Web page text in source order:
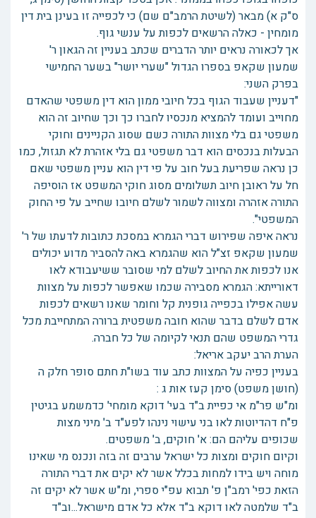
ס"ק א) מבאר (לשיטת הרמב"ם שם) כי לכפייה זו בעינן בית דין
מומחין - כאלה הרשאים לכפות על ענשי גוף.
אך לכאורה נראים יותר הדברים שכתב בעניין זה הגאון ר'
שמעון שקאפ בספרו הגדול "שערי יושר" בשער החמישי
בפרק השני:
"דעניין שעבוד הגוף בכל חיובי ממון הוא דין משפטי שהאדם
מחוייב ועומד להמציא מנכסיו לחברו כך וכך שחיוב זה הוא
משפטי גם בלי מצוות התורה כשם שסוג הקניינים וחוקי
הבעלות בנכסים הוא דבר משפטי גם בלי אזהרת לא תגזול, כמו
כן נראה שפריעת בעל חוב על פי דין הוא עניין משפטי שאם
חל על ראובן חיוב תשלומים מסוג חוקי המשפט אז הוסיפה
התורה אזהרה ומצווה לשמור לשלם חיובו שחייב על פי החוק
המשפטי".
נראה איפה שפירוש דברי הגמרא במסכת כתובות לדעתו של ר'
שמעון שקאפ זצ"ל הוא שהגמרא באה להסביר מדוע יכולים
אנו לכפות את החיוב לשלם למי שסובר ששיעבודא לאו
דאורייתא: הגמרא מסבירה שכמו שאפשר לכפות על מצוות
עשה אפילו בכפייה גופנית קל וחומר שאנו רשאים לכפות
אדם לשלם בדבר שהוא חובה משפטית ברורה המתחייבת מכל
גדרי המשפט שהם תנאי לקיומה של כל חברה.
הערת הרב יעקב אריאל:
בעניין כפיה על המצוות כתב עוד בשו"ת חתם סופר חלק ה
(חושן משפט) סימן קעז אות ג :
ומ"ש פר"מ אי כפיית ב"ד בעי' דוקא מומחי' כדמשמע בגיטין
פ"ח דהדיוטות לאו בני עישוי נינהו לפע"ד ב' מיני מצות
שכופים עליהם הם: א' חוקים, ב' משפטים.
וקיום חוקים ומצות כל ישראל ערבים זה בזה ונכנס מי שאינו
מוחה ויש בידו למחות בכלל אשר לא יקים את דברי התורה
הזאת כפי' רמב"ן פ' תבוא עפ"י ספרי, ומ"ש אשר לא יקים זה
ב"ד שלמטה לאו דוקא ב"ד אלא כל אדם מישראל...וב"ד